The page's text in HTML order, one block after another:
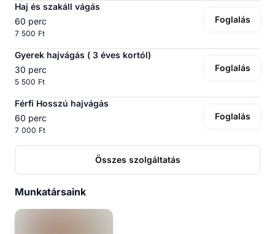
Haj és szakáll vágás
60 perc
7 500 Ft
Foglalás
Gyerek hajvágás ( 3 éves kortól)
30 perc
5 500 Ft
Foglalás
Férfi Hosszú hajvágás
60 perc
7 000 Ft
Foglalás
Összes szolgáltatás
Munkatársaink